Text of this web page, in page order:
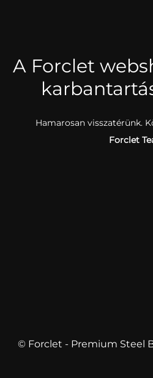
A Forclet
Hamarosan visszatérünk.
Forclet
© Forclet - Premium Steel